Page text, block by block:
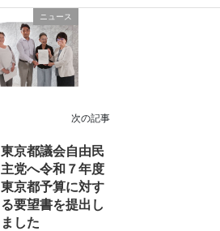
ニュース
次の記事
東京都議会自由民
主党へ令和７年度
東京都予算に対す
る要望書を提出し
ました